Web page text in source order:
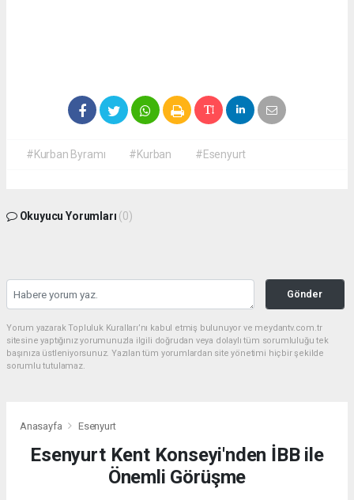
#Kurban Byramı #Kurban #Esenyurt
Okuyucu Yorumları (0)
Gönder
Yorum yazarak Topluluk Kuralları’nı kabul etmiş bulunuyor ve meydantv.com.tr
sitesine yaptığınız yorumunuzla ilgili doğrudan veya dolaylı tüm sorumluluğu tek
başınıza üstleniyorsunuz. Yazılan tüm yorumlardan site yönetimi hiçbir şekilde
sorumlu tutulamaz.
Anasayfa Esenyurt
Esenyurt Kent Konseyi'nden İBB ile
Önemli Görüşme